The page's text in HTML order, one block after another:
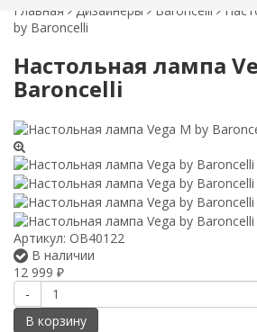
Главная
Дизайнеры Baroncelli
by Baroncelli
Настольная лампа
Baroncelli
Артикул: OB40122
В наличии
12 999 ₽
-
В корзину